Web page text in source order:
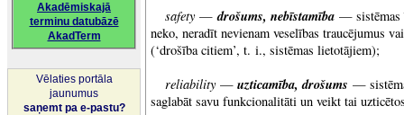
Akadēmiskajā
terminu datubāzē
AkadTerm
Vēlaties portāla
jaunumus
saņemt pa e-pastu?
safety— drošums, nebīstamība — sistēmas
neko, neradīt nevienam veselības traucējumus
(‘drošība citiem’, t. i., sistēmas lietotājiem);
reliability— uzticamība, drošums —
saglabāt savu funkcionalitāti un veikt tai